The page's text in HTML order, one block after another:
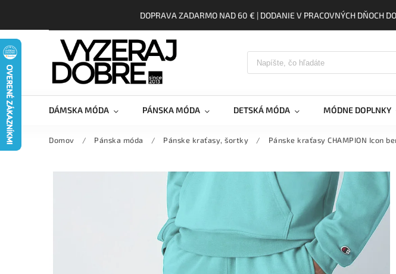
DOPRAVA ZADARMO NAD 60 € | DODANIE V PRACOVNÝCH DŇOCH
DÁMSKA MÓDA PÁNSKA MÓDA DETSKÁ MÓDA MÓDNE DOPLNKY
Domov / Pánska móda / Pánske kraťasy, šortky / Pánske kraťasy CHAMPION Icon